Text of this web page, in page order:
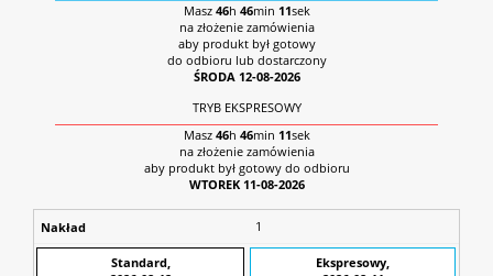
Masz 46h 46min 10sek
na złożenie zamówienia
aby produkt był gotowy
do odbioru lub dostarczony
ŚRODA 12-08-2026
TRYB EKSPRESOWY‌‌
Masz 46h 46min 10sek
na złożenie zamówienia
aby produkt był gotowy do odbioru
WTOREK 11-08-2026
1